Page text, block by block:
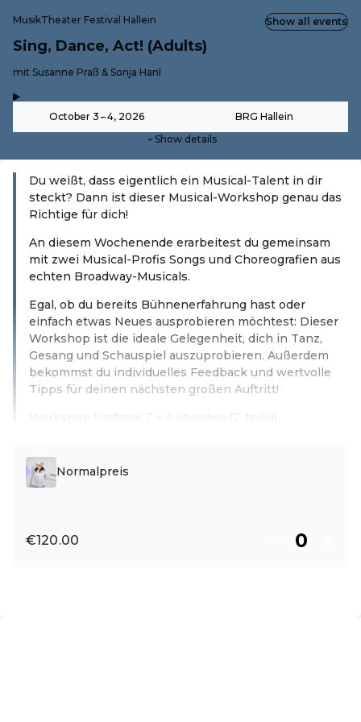
MusikTheater Festival Hallein
Sing, Dance, Act! (Adults)
-mit Susanne Praß & Sonja Hanl
October 3 – 4, 2026 BRG Hallein
Show details
Show all events
Du weißt, dass eigentlich ein Musical-Talent in dir
steckt? Dann ist dieser Musical-Workshop genau das
Richtige für dich!
An diesem Wochenende erarbeitest du gemeinsam
mit zwei Musical-Profis Songs und Choreografien aus
echten Broadway-Musicals.
Egal, ob du bereits Bühnenerfahrung hast oder
einfach etwas Neues ausprobieren möchtest: Dieser
Workshop ist die ideale Gelegenheit, dich in Tanz,
Gesang und Schauspiel auszuprobieren. Außerdem
bekommst du individuelles Feedback und wertvolle
Tipps für deinen nächsten großen Auftritt!
Normalpreis
€120.00